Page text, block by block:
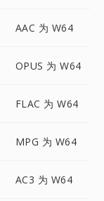
AAC 为 W64
OPUS 为 W64
FLAC 为 W64
MPG 为 W64
AC3 为 W64